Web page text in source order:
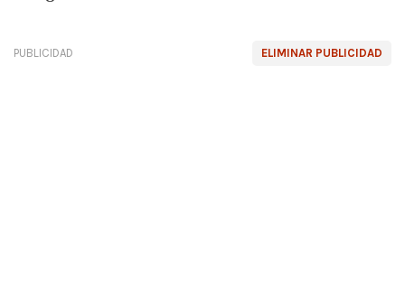
ELIMINAR PUBLICIDAD
PUBLICIDAD